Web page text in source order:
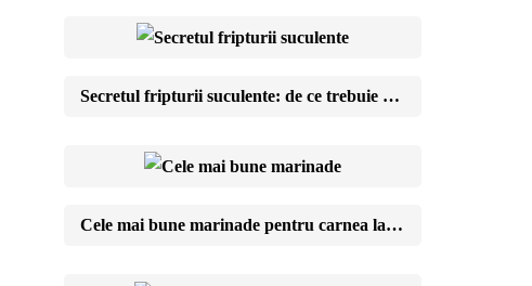
Secretul fripturii suculente: de ce trebuie să lași carnea să se odihnească
Cele mai bune marinade pentru carnea la grătar: rețete și reguli de aur